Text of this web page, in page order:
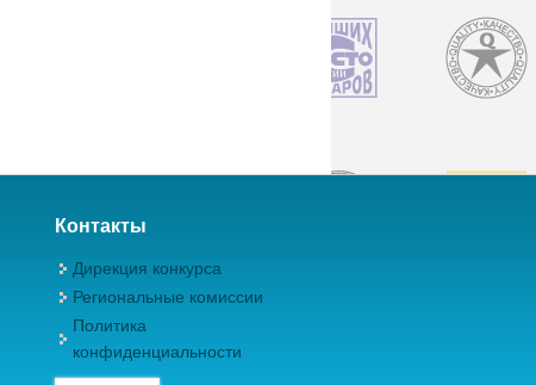
Контакты
Дирекция конкурса
Региональные комиссии
Политика
конфиденциальности